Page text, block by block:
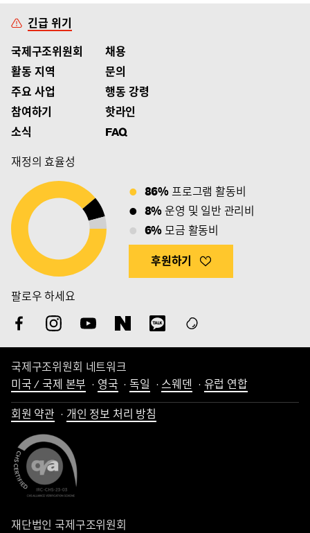
긴급 위기
국제구조위원회
활동 지역
주요 사업
참여하기
소식
채용
문의
행동 강령
핫라인
FAQ
재정의 효율성
86% 프로그램 활동비
8% 운영 및 일반 관리비
6% 모금 활동비
후원하기
팔로우 하세요
국제구조위원회 네트워크
미국 / 국제 본부
영국 독일 스웨덴 유럽 연합
회원 약관 개인 정보 처리 방침
재단법인 국제구조위원회